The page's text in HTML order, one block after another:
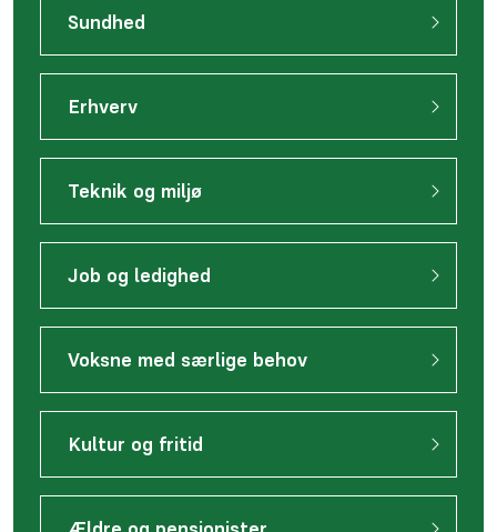
Sundhed
Erhverv
Teknik og miljø
Job og ledighed
Voksne med særlige behov
Kultur og fritid